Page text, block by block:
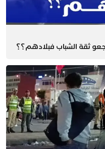
ثقة الشباب فبلادهم؟؟